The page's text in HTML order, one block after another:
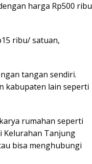
harga Rp500 ribu
ribu/ satuan,
tangan sendiri.
kabupaten lain seperti
rumahan seperti
Kelurahan Tanjung
bisa menghubungi